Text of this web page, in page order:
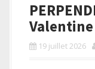
Valentine
19 juillet 2026